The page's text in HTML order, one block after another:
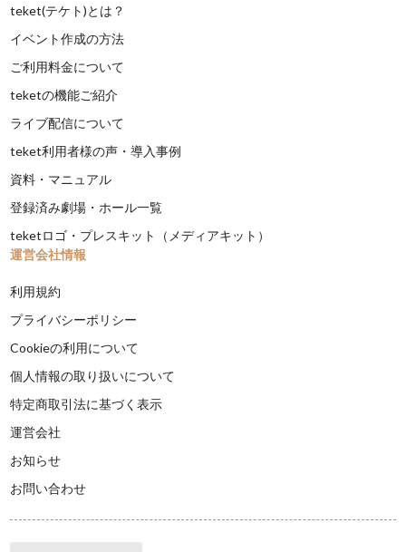
teket(テケト)とは？
イベント作成の方法
ご利用料金について
teketの機能ご紹介
ライブ配信について
teket利用者様の声・導入事例
資料・マニュアル
登録済み劇場・ホール一覧
teketロゴ・プレスキット（メディアキット）
運営会社情報
利用規約
プライバシーポリシー
Cookieの利用について
個人情報の取り扱いについて
特定商取引法に基づく表示
運営会社
お知らせ
お問い合わせ